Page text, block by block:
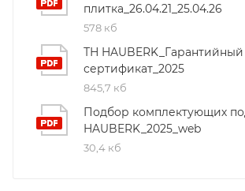
плитка_26.04.21_25.04.26
578 кб
ТН HAUBERK_Гарантийный
сертификат_2025
845,7 кб
Подбор комплектующих
HAUBERK_2025_web
30,4 кб